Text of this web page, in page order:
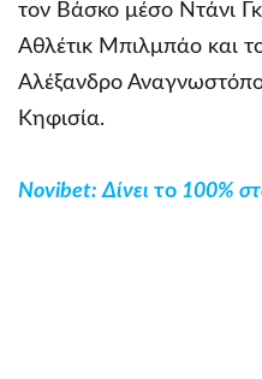
τον Βάσκο μέσο Ντάνι
Αθλέτικ Μπιλμπάο και
Αλέξανδρο
Κηφισία.
Novibet: Δίνει το 100%